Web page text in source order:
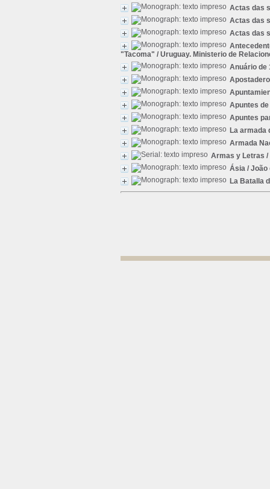
Actas das
Actas das
Actas das
"Tacoma" / Uruguay. Ministerio de
Anuário de
Apuntes
Apuntes
La armada
Armada
Armas y Letras /
Ásia / João
La Batalla